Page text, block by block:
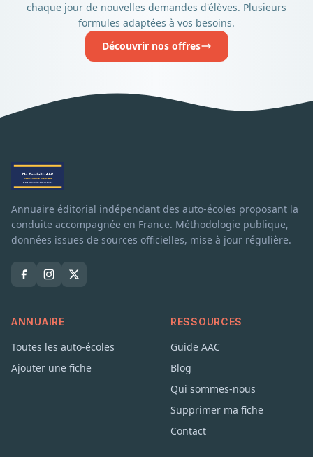
chaque jour de nouvelles demandes d'élèves. Plusieurs
formules adaptées à vos besoins.
Découvrir nos offres
Annuaire éditorial indépendant des auto-écoles proposant la
conduite accompagnée en France. Méthodologie publique,
données issues de sources officielles, mise à jour régulière.
ANNUAIRE
Toutes les auto-écoles
Ajouter une fiche
RESSOURCES
Guide AAC
Blog
Qui sommes-nous
Supprimer ma fiche
Contact